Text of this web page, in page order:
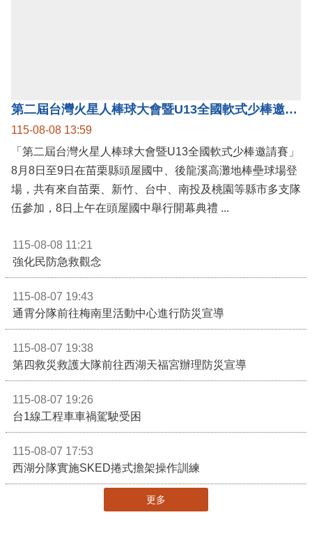
第二屆台灣火星人棒球大會暨U13全國軟式少棒邀請賽在苗栗舉辦
115-08-08 13:59
「第二屆台灣火星人棒球大會暨U13全國軟式少棒邀請賽」
8月8日至9日在苗栗縣頭屋國中、後龍溪高灘地棒壘球場登
場，共有來自苗栗、新竹、台中、南投及桃園等縣市多支隊
伍參加，8日上午在頭屋國中舉行開幕典禮 ...
115-08-08 11:21
強化民防急救觀念
115-08-07 19:43
通霄分隊前往梅南里活動中心進行防災宣導
115-08-07 19:38
第四救災救護大隊前往西湖天福宮辦理防災宣導
115-08-07 19:26
台1線工程車車禍駕駛受困
115-08-07 17:53
西湖分隊實施SKED捲式擔架操作訓練
更多